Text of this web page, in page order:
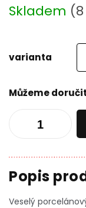
Měrná
cena:
Skladem (
varianta
Můžeme
Veselý